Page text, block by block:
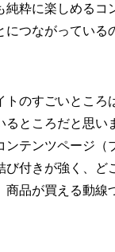
純粋に楽しめるコ
につながっている
トのすごいところ
るところだと思い
ンテンツページ（
び付きが強く、ど
商品が買える動線